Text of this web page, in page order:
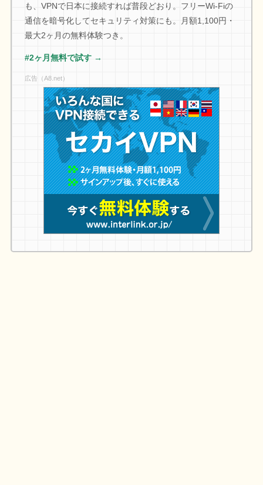
も、VPNで日本に接続すれば普段どおり。フリーWi-Fiの
通信を暗号化してセキュリティ対策にも。月額1,100円・
最大2ヶ月の無料体験つき。
#2ヶ月無料で試す →
広告（A8.net）